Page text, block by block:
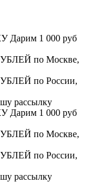
Дарим 1 000 руб
по Москве,
по России,
рассылку
Дарим 1 000 руб
по Москве,
по России,
рассылку